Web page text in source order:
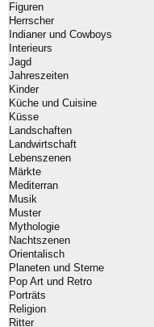
Figuren
Herrscher
Indianer und Cowboys
Interieurs
Jagd
Jahreszeiten
Kinder
Küche und Cuisine
Küsse
Landschaften
Landwirtschaft
Lebenszenen
Märkte
Mediterran
Musik
Muster
Mythologie
Nachtszenen
Orientalisch
Planeten und Sterne
Pop Art und Retro
Porträts
Religion
Ritter